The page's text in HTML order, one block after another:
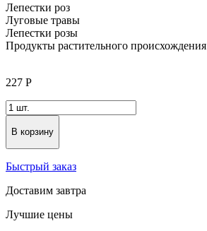
Лепестки роз
Луговые травы
Лепестки розы
Продукты растительного происхождения
227 Р
В корзину
Быстрый заказ
Доставим завтра
Лучшие цены